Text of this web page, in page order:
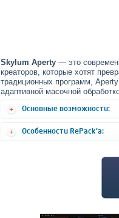
Skylum Aperty— это
креаторов, которые хотят
традиционных программ,
адаптивной масочной
Основные возможности:
Особенности RePack'a: